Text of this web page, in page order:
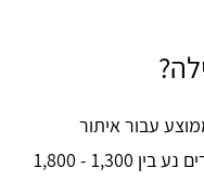
בממוצע עבור איתור
באמצעות מצלמה טרמית. טווח המחירים נע בין 1,300 - 1,800